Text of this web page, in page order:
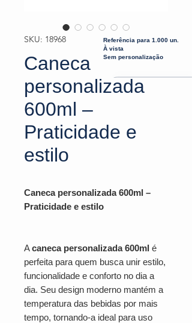
SKU: 18968
Caneca
personalizada
600ml –
Praticidade e
estilo
Caneca personalizada 600ml –
Praticidade e estilo
Acaneca personalizada 600ml é
perfeita para quem busca unir estilo,
funcionalidade e conforto no dia a
dia. Seu design moderno mantém a
temperatura das bebidas por mais
tempo, tornando-a ideal para uso
Referência para 1.000 un.
À vista
Sem personalização